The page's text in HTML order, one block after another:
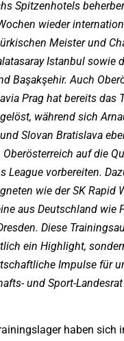
Spitzenhotels
wieder
Meister und
Istanbul sowie
Başakşehir. Auch
Prag hat bereits das
während sich
Slovan Bratislava
Oberösterreich auf die
League vorbereiten.
wie der SK Rapid
aus Deutschland wie
Diese
ein Highlight,
Impulse für
und Sport-
haben sich